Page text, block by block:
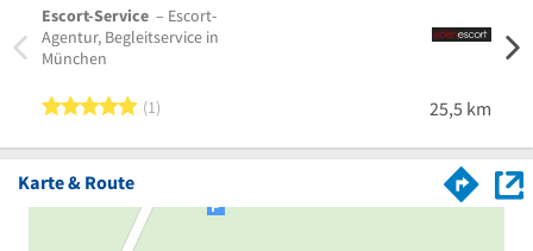
Escort-Service – Escort-
Agentur, Begleitservice in
München
5 von 5 Sternen
1 25,5 km
Karte & Route